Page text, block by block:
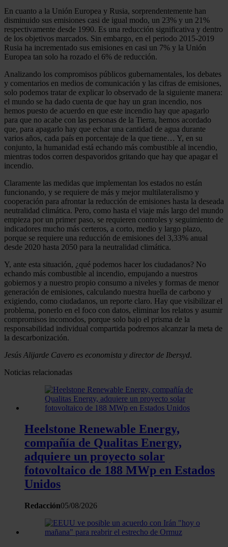
En cuanto a la Unión Europea y Rusia, sorprendentemente han
disminuido sus emisiones casi de igual modo, un 23% y un 21%
respectivamente desde 1990. Es una reducción significativa y dentro
de los objetivos marcados. Sin embargo, en el periodo 2015-2019
Rusia ha incrementado sus emisiones en casi un 7% y la Unión
Europea tan solo ha rozado el 6% de reducción.
Analizando los compromisos públicos gubernamentales, los debates
y comentarios en medios de comunicación y las cifras de emisiones,
solo podemos tratar de explicar lo observado de la siguiente manera:
el mundo se ha dado cuenta de que hay un gran incendio, nos
hemos puesto de acuerdo en que este incendio hay que apagarlo
para que no acabe con las personas de la Tierra, hemos acordado
que, para apagarlo hay que echar una cantidad de agua durante
varios años, cada país en porcentaje de la que tiene… Y, en su
conjunto, la humanidad está echando más combustible al incendio,
mientras todos corren despavoridos gritando que hay que apagar el
incendio.
Claramente las medidas que implementan los estados no están
funcionando, y se requiere de más y mejor multilateralismo y
cooperación para afrontar la reducción de emisiones hasta la deseada
neutralidad climática. Pero, como hasta el viaje más largo del mundo
empieza por un primer paso, se requieren controles y seguimiento de
indicadores mucho más certeros, a corto, medio y largo plazo,
porque se requiere una reducción de emisiones del 3,33% anual
desde 2020 hasta 2050 para la neutralidad climática.
Y, ante esta situación, ¿qué podemos hacer los ciudadanos? No
echando más combustible al incendio, empujando a nuestros
gobiernos y a nuestro propio consumo a niveles y formas de menor
generación de emisiones, calculando nuestra huella de carbono y
exigiendo, como ciudadanos, un reporte claro. Hay que visibilizar el
problema, ponerlo en el foco con datos, eliminar los relatos y asumir
compromisos incomodos, porque solo bajo el prisma de la
responsabilidad individual compartida podremos alcanzar la meta de
la descarbonización.
Jesús Alijarde Cavero es economista y director de Ibersyd.
Noticias relacionadas
Heelstone Renewable Energy,
compañía de Qualitas Energy,
adquiere un proyecto solar
fotovoltaico de 188 MWp en Estados
Unidos
Redacción05/08/2026